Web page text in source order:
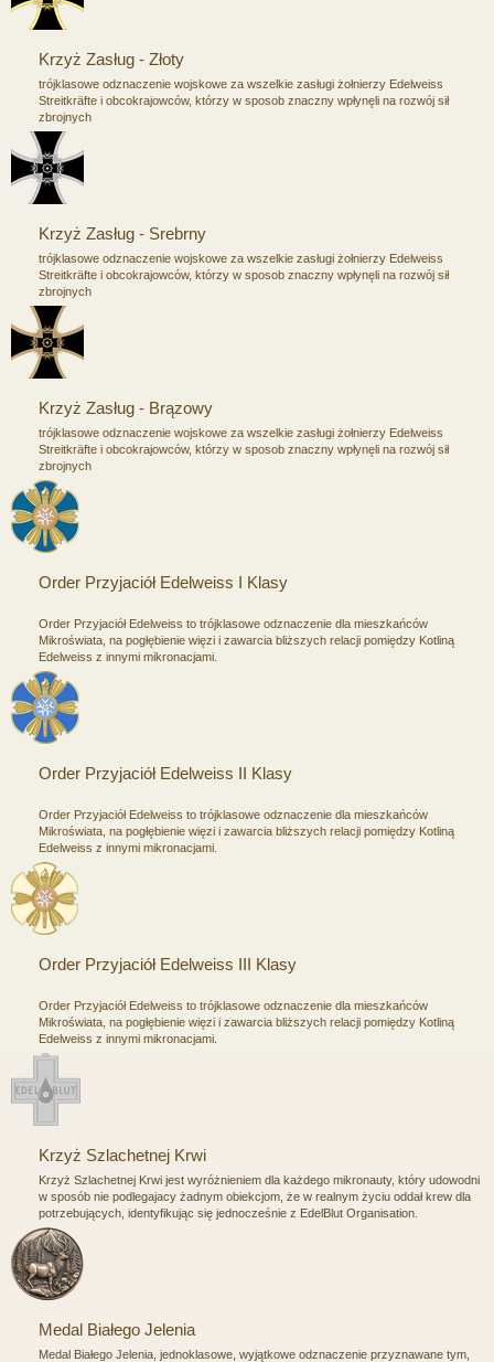
Krzyż Zasług - Złoty
trójklasowe odznaczenie wojskowe za wszelkie zasługi żołnierzy Edelweiss
Streitkräfte i obcokrajowców, którzy w sposob znaczny wpłynęli na rozwój sił
zbrojnych
Krzyż Zasług - Srebrny
trójklasowe odznaczenie wojskowe za wszelkie zasługi żołnierzy Edelweiss
Streitkräfte i obcokrajowców, którzy w sposob znaczny wpłynęli na rozwój sił
zbrojnych
Krzyż Zasług - Brązowy
trójklasowe odznaczenie wojskowe za wszelkie zasługi żołnierzy Edelweiss
Streitkräfte i obcokrajowców, którzy w sposob znaczny wpłynęli na rozwój sił
zbrojnych
Order Przyjaciół Edelweiss I Klasy
Order Przyjaciół Edelweiss to trójklasowe odznaczenie dla mieszkańców
Mikroświata, na pogłębienie więzi i zawarcia bliższych relacji pomiędzy Kotliną
Edelweiss z innymi mikronacjami.
Order Przyjaciół Edelweiss II Klasy
Order Przyjaciół Edelweiss to trójklasowe odznaczenie dla mieszkańców
Mikroświata, na pogłębienie więzi i zawarcia bliższych relacji pomiędzy Kotliną
Edelweiss z innymi mikronacjami.
Order Przyjaciół Edelweiss III Klasy
Order Przyjaciół Edelweiss to trójklasowe odznaczenie dla mieszkańców
Mikroświata, na pogłębienie więzi i zawarcia bliższych relacji pomiędzy Kotliną
Edelweiss z innymi mikronacjami.
Krzyż Szlachetnej Krwi
Krzyż Szlachetnej Krwi jest wyróżnieniem dla każdego mikronauty, który udowodni
w sposób nie podlegajacy żadnym obiekcjom, że w realnym życiu oddał krew dla
potrzebujących, identyfikując się jednocześnie z EdelBlut Organisation.
Medal Białego Jelenia
Medal Białego Jelenia, jednoklasowe, wyjątkowe odznaczenie przyznawane tym,